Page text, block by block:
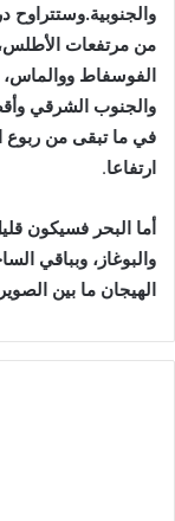
من مرتفعات
في ما تبقى من ربوع
ارتفاعا.
أما البحر فسيكون
والبوغاز، وبباقي
الهيجان ما بين